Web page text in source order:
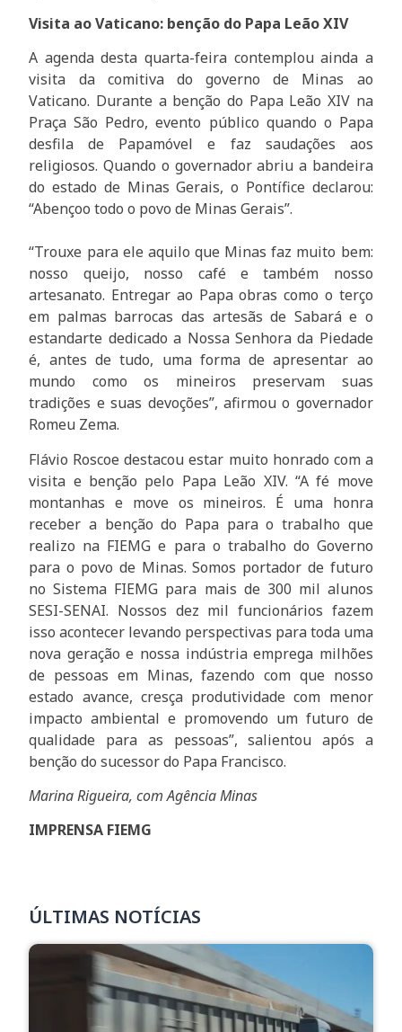
Visita ao Vaticano: benção do Papa Leão XIV
A agenda desta quarta-feira contemplou ainda a
visita da comitiva do governo de Minas ao
Vaticano. Durante a benção do Papa Leão XIV na
Praça São Pedro, evento público quando o Papa
desfila de Papamóvel e faz saudações aos
religiosos. Quando o governador abriu a bandeira
do estado de Minas Gerais, o Pontífice declarou:
“Abençoo todo o povo de Minas Gerais”.
“Trouxe para ele aquilo que Minas faz muito bem:
nosso queijo, nosso café e também nosso
artesanato. Entregar ao Papa obras como o terço
em palmas barrocas das artesãs de Sabará e o
estandarte dedicado a Nossa Senhora da Piedade
é, antes de tudo, uma forma de apresentar ao
mundo como os mineiros preservam suas
tradições e suas devoções”, afirmou o governador
Romeu Zema.
Flávio Roscoe destacou estar muito honrado com a
visita e benção pelo Papa Leão XIV. “A fé move
montanhas e move os mineiros. É uma honra
receber a benção do Papa para o trabalho que
realizo na FIEMG e para o trabalho do Governo
para o povo de Minas. Somos portador de futuro
no Sistema FIEMG para mais de 300 mil alunos
SESI-SENAI. Nossos dez mil funcionários fazem
isso acontecer levando perspectivas para toda uma
nova geração e nossa indústria emprega milhões
de pessoas em Minas, fazendo com que nosso
estado avance, cresça produtividade com menor
impacto ambiental e promovendo um futuro de
qualidade para as pessoas”, salientou após a
benção do sucessor do Papa Francisco.
Marina Rigueira, com Agência Minas
IMPRENSA FIEMG
ÚLTIMAS NOTÍCIAS